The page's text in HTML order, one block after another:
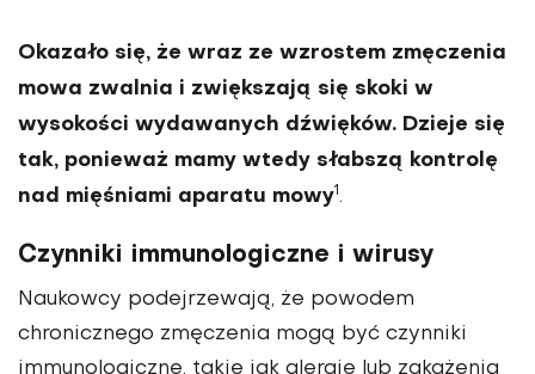
Okazało się, że wraz ze wzrostem zmę­czenia
mowa zwalnia i zwięk­szają się skoki w
wysokości wydawanych dźwięków. Dzie­je się
tak, ponieważ mamy wtedy słabszą kontrolę
nad mięśniami aparatu mowy1.
Czynniki immunologiczne i wirusy
Naukowcy podejrzewają, że powodem
chronicznego zmęczenia mogą być czynniki
immunologiczne, takie jak alergie lub zakażenia